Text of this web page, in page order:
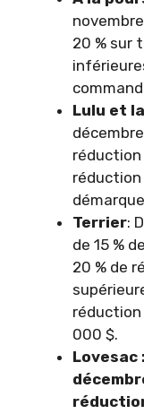
20 % sur
Lulu et
Terrier:
de 15 %
20 % de
réduction
000 $.
Lovesac